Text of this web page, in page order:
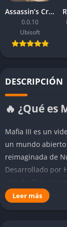
Assassin’s Creed Black Flag Resynced
0.0.10
Ubisoft
DESCRIPCIÓN
🔥 ¿Qué es
Mafia III es un
un mundo
reimaginada de
Desarrollado por
obligado a iniciar
Leer más